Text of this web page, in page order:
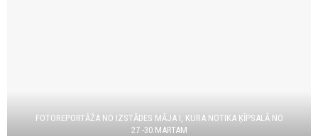
FOTOREPORTĀŽA NO IZSTĀDES MĀJA I, KURA NOTIKA ĶĪPSALĀ NO
27.-30.MARTAM